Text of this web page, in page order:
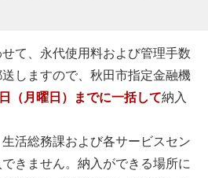
て、永代使用料および管理手数
しますので、秋田市指定金融機
（月曜日）までに一括して納入
活総務課および各サービスセン
きません。納入ができる場所に